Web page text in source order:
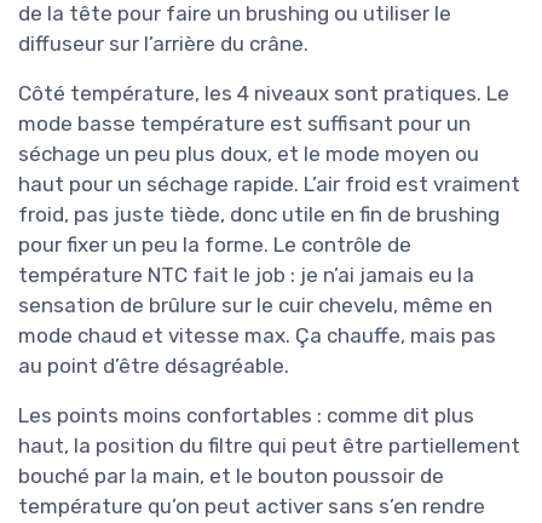
de la tête pour faire un brushing ou utiliser le
diffuseur sur l’arrière du crâne.
Côté température, les 4 niveaux sont pratiques. Le
mode basse température est suffisant pour un
séchage un peu plus doux, et le mode moyen ou
haut pour un séchage rapide. L’air froid est vraiment
froid, pas juste tiède, donc utile en fin de brushing
pour fixer un peu la forme. Le contrôle de
température NTC fait le job : je n’ai jamais eu la
sensation de brûlure sur le cuir chevelu, même en
mode chaud et vitesse max. Ça chauffe, mais pas
au point d’être désagréable.
Les points moins confortables : comme dit plus
haut, la position du filtre qui peut être partiellement
bouché par la main, et le bouton poussoir de
température qu’on peut activer sans s’en rendre